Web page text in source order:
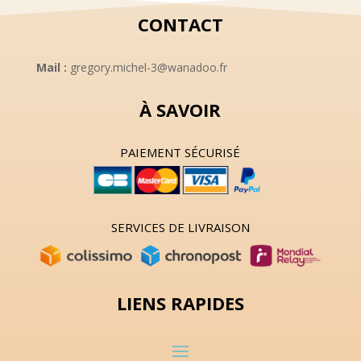
CONTACT
Mail : gregory.michel-3@wanadoo.fr
À SAVOIR
PAIEMENT SÉCURISÉ
SERVICES DE LIVRAISON
LIENS RAPIDES